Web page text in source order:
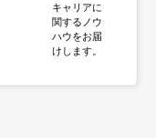
キャリアに
関するノウ
ハウをお届
けします。